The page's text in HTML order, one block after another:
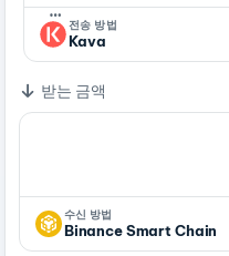
…
전송 방법
Kava
받는 금액
수신 방법
Binance Smart Chain